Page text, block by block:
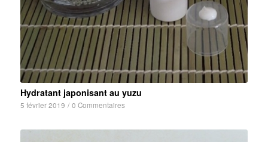
Hydratant japonisant au yuzu
5 février 2019 / 0 Commentaires